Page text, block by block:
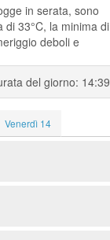
in serata, sono
33°C, la minima di
deboli e
del giorno: 14:39
Venerdì 14